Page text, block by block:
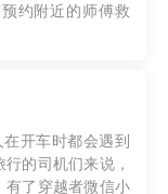
约附近的师傅救
开车时都会遇到
的司机们来说，
有了穿越者微信小